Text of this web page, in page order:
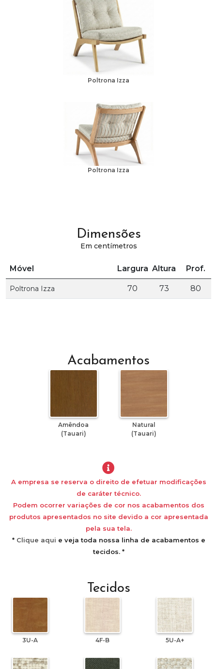
Poltrona Izza
Poltrona Izza
Dimensões
Em centímetros
Móvel Largura Altura Prof.
Poltrona Izza 70 73 80
Acabamentos
Amêndoa
(Tauari)
Natural
(Tauari)
A empresa se reserva o direito de efetuar modificações
de caráter técnico.
Podem ocorrer variações de cor nos acabamentos dos
produtos apresentados no site devido a cor apresentada
pela sua tela.
* Clique aqui e veja toda nossa linha de acabamentos e
tecidos. *
Tecidos
3U-A 4F-B 5U-A+